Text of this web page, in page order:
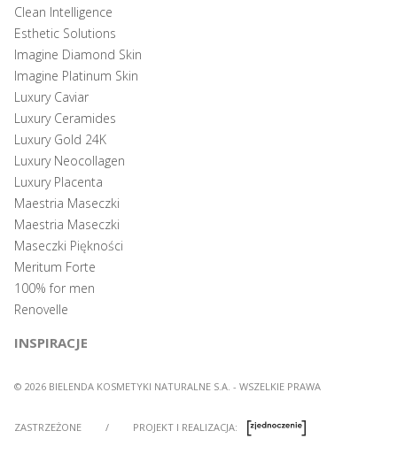
Clean Intelligence
Esthetic Solutions
Imagine Diamond Skin
Imagine Platinum Skin
Luxury Caviar
Luxury Ceramides
Luxury Gold 24K
Luxury Neocollagen
Luxury Placenta
Maestria Maseczki
Maestria Maseczki
Maseczki Piękności
Meritum Forte
100% for men
Renovelle
INSPIRACJE
© 2026 BIELENDA KOSMETYKI NATURALNE S.A. - WSZELKIE PRAWA
ZASTRZEŻONE / PROJEKT I REALIZACJA: